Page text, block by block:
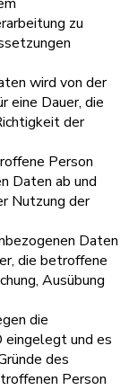
zu
wird von der
eine Dauer, die
der
Person
Daten ab und
Nutzung der
Daten
die betroffene
Ausübung
die
eingelegt und es
des
Person